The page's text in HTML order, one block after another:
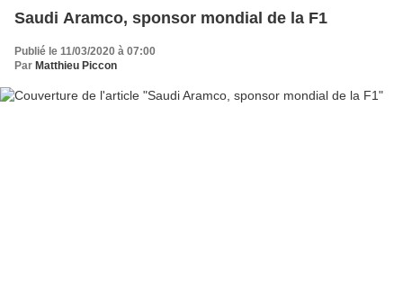
Saudi Aramco, sponsor mondial de la F1
Publié le 11/03/2020 à 07:00
Par Matthieu Piccon